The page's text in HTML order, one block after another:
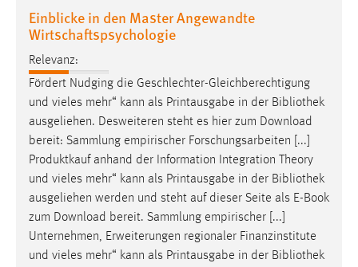
Einblicke in den Master Angewandte
Wirtschaftspsychologie
Relevanz:
Fördert Nudging die Geschlechter-Gleichberechtigung
und vieles mehr“ kann als Printausgabe in der Bibliothek
ausgeliehen. Desweiteren steht es hier zum Download
bereit: Sammlung empirischer Forschungsarbeiten [...]
Produktkauf anhand der Information Integration Theory
und vieles mehr“ kann als Printausgabe in der Bibliothek
ausgeliehen werden und steht auf dieser Seite als E-Book
zum Download bereit. Sammlung empirischer [...]
Unternehmen, Erweiterungen regionaler Finanzinstitute
und vieles mehr“ kann als Printausgabe in der Bibliothek